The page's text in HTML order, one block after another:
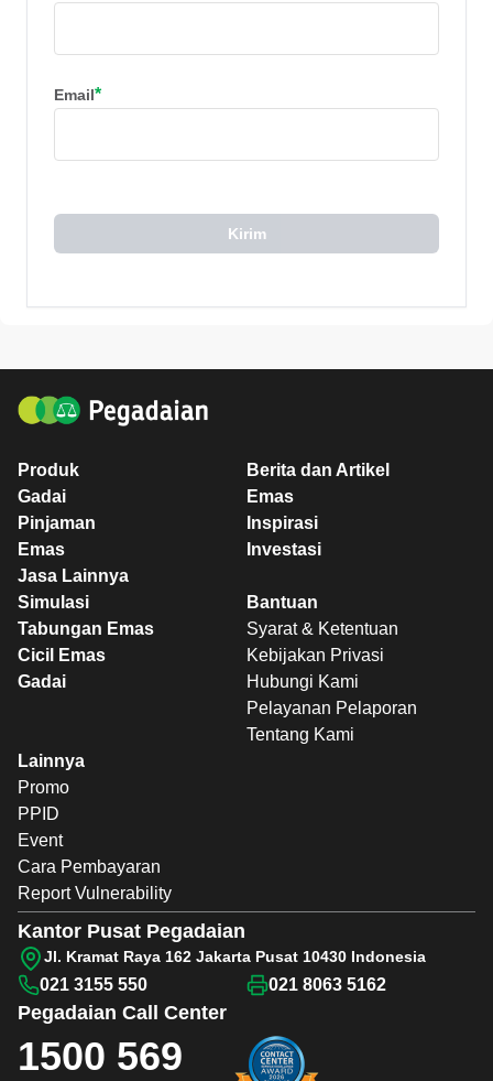
Email*
Kirim
Produk
Gadai
Pinjaman
Emas
Jasa Lainnya
Berita dan Artikel
Emas
Inspirasi
Investasi
Simulasi
Tabungan Emas
Cicil Emas
Gadai
Bantuan
Syarat & Ketentuan
Kebijakan Privasi
Hubungi Kami
Pelayanan Pelaporan
Tentang Kami
Lainnya
Promo
PPID
Event
Cara Pembayaran
Report Vulnerability
Pegadaian Call Center
1500 569
Kantor Pusat Pegadaian
Jl. Kramat Raya 162 Jakarta Pusat 10430 Indonesia
021 3155 550 021 8063 5162